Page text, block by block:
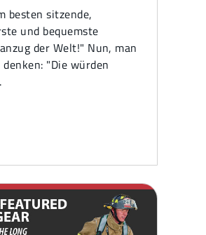
besten sitzende,
und bequemste
der Welt!" Nun, man
"Die würden